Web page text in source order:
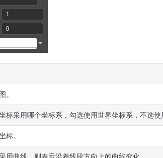
。
标采用哪个坐标系，勾选使用世界坐标系，不选使
标。
用曲线，则表示沿着线段方向上的曲线变化。